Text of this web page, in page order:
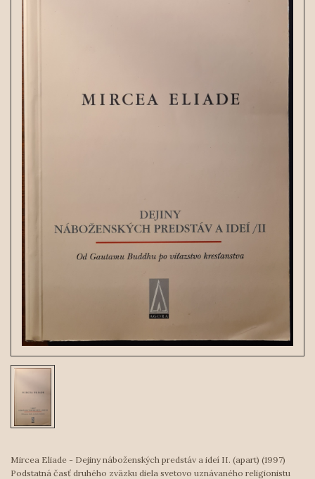
Mircea Eliade - Dejiny náboženských predstáv a ideí II. (apart) (1997)
Podstatná časť druhého zväzku diela svetovo uznávaného religionistu